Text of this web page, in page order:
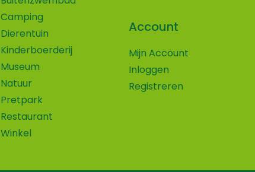
Camping
Dierentuin
Kinderboerderij
Museum
Natuur
Pretpark
Restaurant
Winkel
Account
Mijn Account
Inloggen
Registreren
Wij maken
Accepteren
Volg ons op social
Vind je onze website